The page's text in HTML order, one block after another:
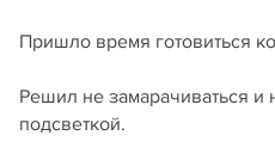
Пришло время готовиться
Решил не замарачиваться и
подсветкой.